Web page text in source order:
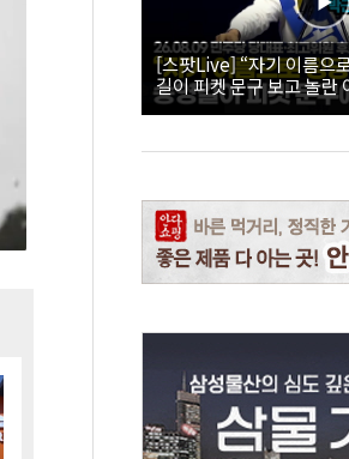
[스팟Live] “자기 이름으
길이 피켓 문구 보고 놀란
더불어민주당 당대표·최